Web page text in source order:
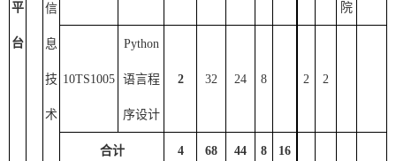
平
台
信
息
技
术
院
10TS1005
Python
语言程
序设计
2 32 24 8 2 2
合计 4 68 44 8 16